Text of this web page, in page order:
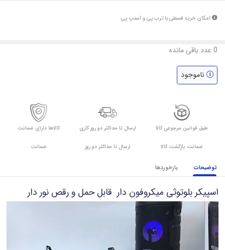
امکان خرید قسطی با ترب پی و اسنپ پی
0 عدد باقی مانده
ناموجود
طبق قوانین مرجوعی کالا
ضمانت بازگشت کالا
ارسال تا حداکثر دو روز کاری
ارسال تا حداکثر دو روز
کالاها دارای ضمانت
ضمانت
توضیحات بازخوردها
اسپیکر بلوتوثی میکروفون دار قابل حمل و رقص نور دار